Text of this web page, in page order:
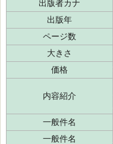
出版者カナ
出版年
ページ数
大きさ
価格
内容紹介
一般件名
一般件名